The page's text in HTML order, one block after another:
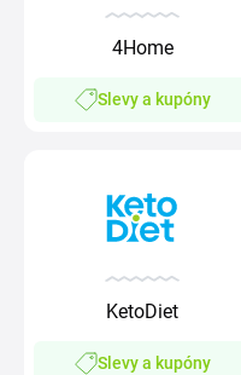
4Home
Slevy a kupóny
KetoDiet
Slevy a kupóny